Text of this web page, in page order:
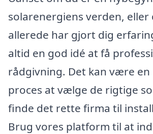
solarenergiens verden, eller
allerede har gjort dig
altid en god idé at få
rådgivning. Det kan være
proces at vælge de rigtige
finde det rette firma til
Brug vores platform til at